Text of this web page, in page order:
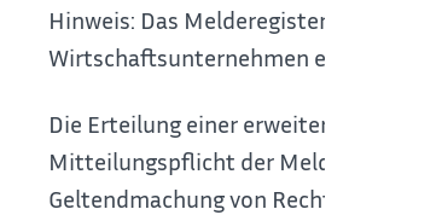
Hinweis: Das Melderegister der
Wirtschaftsunternehmen erhalten Sie
Die Erteilung einer erweiterten
Mitteilungspflicht der Meldebehörde
Geltendmachung von